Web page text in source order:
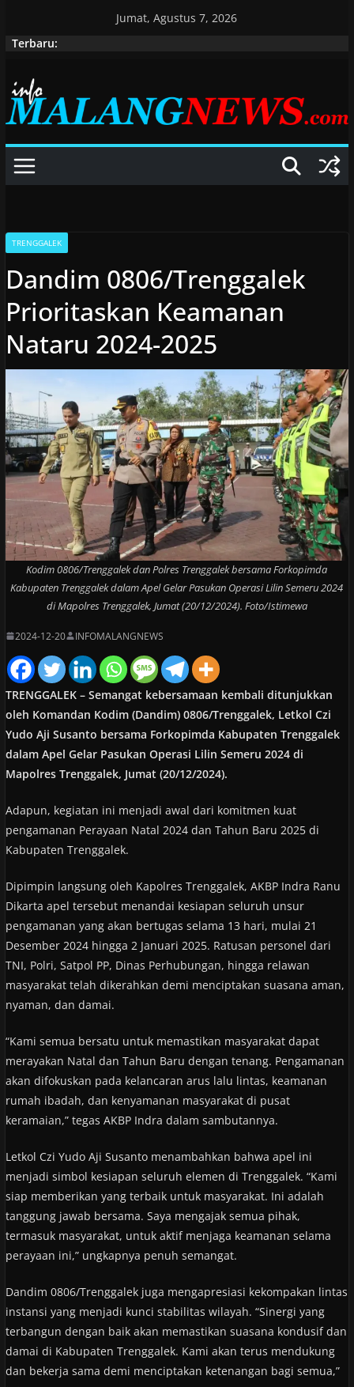
Jumat, Agustus 7, 2026
Terbaru:
TRENGGALEK
Dandim 0806/Trenggalek
Prioritaskan Keamanan
Nataru 2024-2025
Kodim 0806/Trenggalek dan Polres Trenggalek bersama Forkopimda
Kabupaten Trenggalek dalam Apel Gelar Pasukan Operasi Lilin Semeru 2024
di Mapolres Trenggalek, Jumat (20/12/2024). Foto/Istimewa
2024-12-20 INFOMALANGNEWS
TRENGGALEK – Semangat kebersamaan kembali ditunjukkan
oleh Komandan Kodim (Dandim) 0806/Trenggalek, Letkol Czi
Yudo Aji Susanto bersama Forkopimda Kabupaten Trenggalek
dalam Apel Gelar Pasukan Operasi Lilin Semeru 2024 di
Mapolres Trenggalek, Jumat (20/12/2024).
Adapun, kegiatan ini menjadi awal dari komitmen kuat
pengamanan Perayaan Natal 2024 dan Tahun Baru 2025 di
Kabupaten Trenggalek.
Dipimpin langsung oleh Kapolres Trenggalek, AKBP Indra Ranu
Dikarta apel tersebut menandai kesiapan seluruh unsur
pengamanan yang akan bertugas selama 13 hari, mulai 21
Desember 2024 hingga 2 Januari 2025. Ratusan personel dari
TNI, Polri, Satpol PP, Dinas Perhubungan, hingga relawan
masyarakat telah dikerahkan demi menciptakan suasana aman,
nyaman, dan damai.
“Kami semua bersatu untuk memastikan masyarakat dapat
merayakan Natal dan Tahun Baru dengan tenang. Pengamanan
akan difokuskan pada kelancaran arus lalu lintas, keamanan
rumah ibadah, dan kenyamanan masyarakat di pusat
keramaian,” tegas AKBP Indra dalam sambutannya.
Letkol Czi Yudo Aji Susanto menambahkan bahwa apel ini
menjadi simbol kesiapan seluruh elemen di Trenggalek. “Kami
siap memberikan yang terbaik untuk masyarakat. Ini adalah
tanggung jawab bersama. Saya mengajak semua pihak,
termasuk masyarakat, untuk aktif menjaga keamanan selama
perayaan ini,” ungkapnya penuh semangat.
Dandim 0806/Trenggalek juga mengapresiasi kekompakan lintas
instansi yang menjadi kunci stabilitas wilayah. “Sinergi yang
terbangun dengan baik akan memastikan suasana kondusif dan
damai di Kabupaten Trenggalek. Kami akan terus mendukung
dan bekerja sama demi menciptakan ketenangan bagi semua,”